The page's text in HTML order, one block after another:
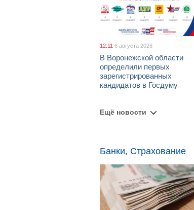
12:11 6 августа 2026
В Воронежской области
определили первых
зарегистрированных
кандидатов в Госдуму
Ещё новости
Банки, Страхование